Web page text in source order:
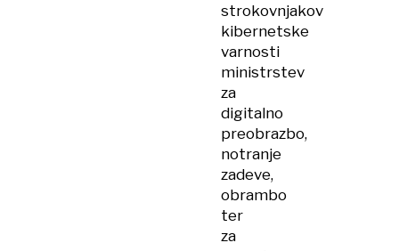
strokovnjakov
kibernetske
varnosti
ministrstev
za
digitalno
preobrazbo,
notranje
zadeve,
obrambo
ter
za